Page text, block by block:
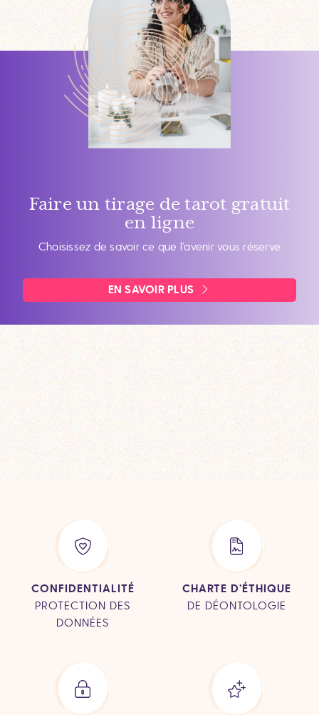
Faire un tirage de tarot gratuit
en ligne
Choisissez de savoir ce que l’avenir vous réserve
EN SAVOIR PLUS
CONFIDENTIALITÉ
PROTECTION DES
DONNÉES
CHARTE D’ÉTHIQUE
DE DÉONTOLOGIE